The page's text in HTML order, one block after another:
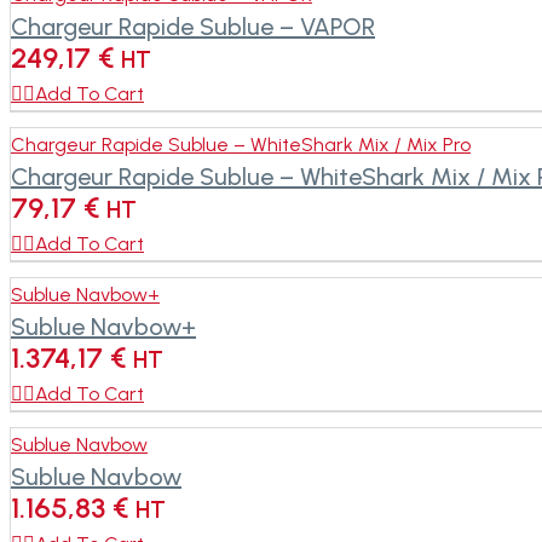
Chargeur Rapide Sublue – VAPOR
249,17 € HT
Add To Cart
Chargeur Rapide Sublue – WhiteShark Mix / Mix Pro
Chargeur Rapide Sublue – WhiteShark Mix / Mix
79,17 € HT
Add To Cart
Sublue Navbow+
Sublue Navbow+
1.374,17 € HT
Add To Cart
Sublue Navbow
Sublue Navbow
1.165,83 € HT